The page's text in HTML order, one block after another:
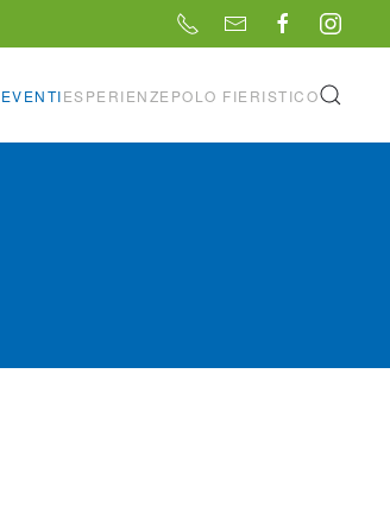
EVENTIESPERIENZE POLO FIERISTICO